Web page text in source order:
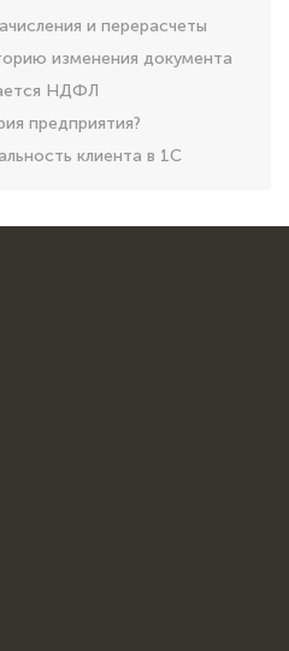
и перерасчеты
изменения документа
НДФЛ
предприятия?
клиента в 1С